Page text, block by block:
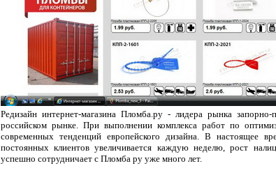
Редизайн интернет-магазина Пломба.ру - лидера рынка
российском рынке. При выполнении комплекса работ по
современных тенденций европейского дизайна. В настоящее
постоянных клиентов увеличивается каждую неделю, рост
успешно сотрудничает с Пломба ру уже много лет.